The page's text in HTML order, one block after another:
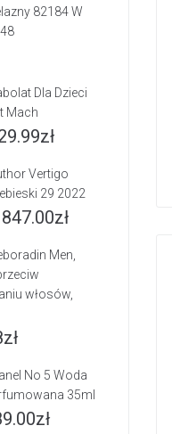
82184 W
Dla Dzieci
Mach
zł
Vertigo
29 2022
zł
Men,
włosów,
zł
No 5 Woda
35ml
zł